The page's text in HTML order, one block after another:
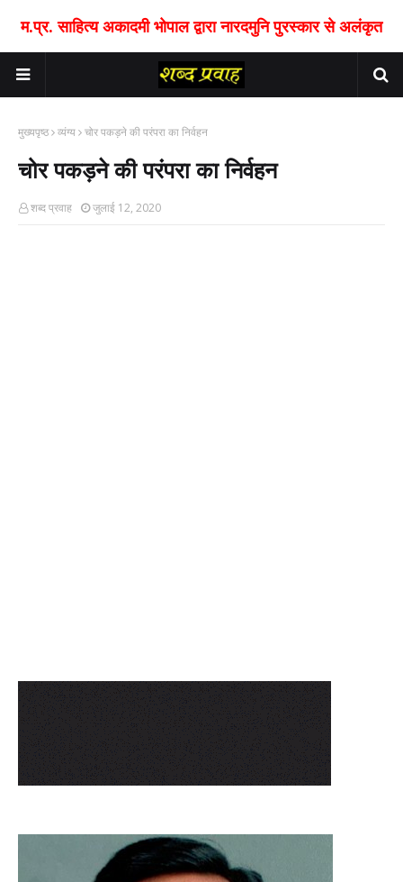
म.प्र. साहित्य अकादमी भोपाल द्वारा नारदमुनि पुरस्कार से अलंकृत
मुख्यपृष्ठ व्यंग्य चोर पकड़ने की परंपरा का निर्वहन
चोर पकड़ने की परंपरा का निर्वहन
शब्द प्रवाह जुलाई 12, 2020